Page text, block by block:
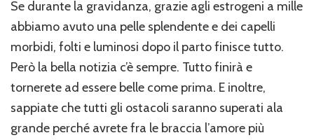
Se durante la gravidanza, grazie agli estrogeni a mille
abbiamo avuto una pelle splendente e dei capelli
morbidi, folti e luminosi dopo il parto finisce tutto.
Però la bella notizia c’è sempre. Tutto finirà e
tornerete ad essere belle come prima. E inoltre,
sappiate che tutti gli ostacoli saranno superati ala
grande perché avrete fra le braccia l’amore più